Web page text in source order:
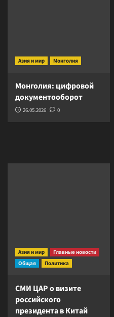
Азия и мир Монголия
Монголия: цифровой
документооборот
26.05.2026 0
Азия и мир
Главные новости
Общая
Политика
СМИ ЦАР о визите
российского
президента в Китай